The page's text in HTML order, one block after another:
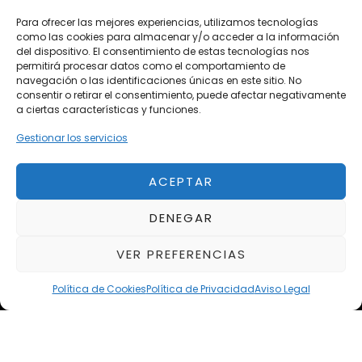
Para ofrecer las mejores experiencias, utilizamos tecnologías
como las cookies para almacenar y/o acceder a la información
del dispositivo. El consentimiento de estas tecnologías nos
permitirá procesar datos como el comportamiento de
navegación o las identificaciones únicas en este sitio. No
consentir o retirar el consentimiento, puede afectar negativamente
a ciertas características y funciones.
Gestionar los servicios
ACEPTAR
DENEGAR
VER PREFERENCIAS
Política de CookiesPolítica de PrivacidadAviso Legal
Vehículos de Ocasión
Próximos
Eclipse by SELECTO
Del 12/08/2026 al 12/08/2026
Del 02/10/2026 al 05/10/2026
Del 02/10/2026 al 05/10/2026